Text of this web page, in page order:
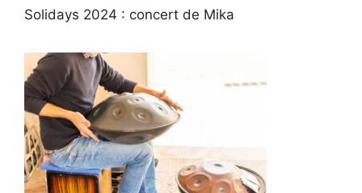
Solidays 2024 : concert de Mika